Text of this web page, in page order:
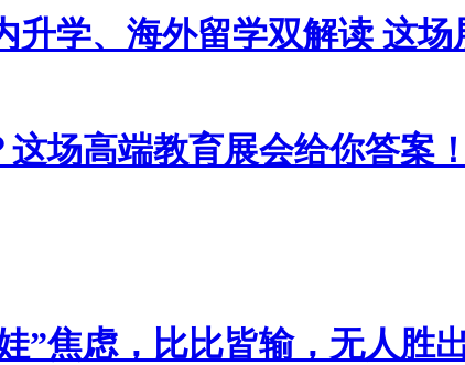
升学、海外留学双解读 这
场高端教育展会给你答案！
”焦虑，比比皆输，无人胜出